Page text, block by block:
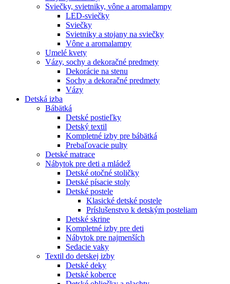
Sviečky, svietniky, vône a aromalampy
LED-sviečky
Sviečky
Svietniky a stojany na sviečky
Vône a aromalampy
Umelé kvety
Vázy, sochy a dekoračné predmety
Dekorácie na stenu
Sochy a dekoračné predmety
Vázy
Detská izba
Bábätká
Detské postieľky
Detský textil
Kompletné izby pre bábätká
Prebaľovacie pulty
Detské matrace
Nábytok pre deti a mládež
Detské otočné stoličky
Detské písacie stoly
Detské postele
Klasické detské postele
Príslušenstvo k detským posteliam
Detské skrine
Kompletné izby pre deti
Nábytok pre najmenších
Sedacie vaky
Textil do detskej izby
Detské deky
Detské koberce